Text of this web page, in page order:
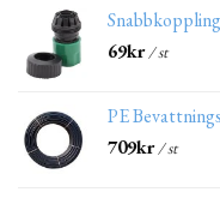
69kr/ st
PE
709kr/ st